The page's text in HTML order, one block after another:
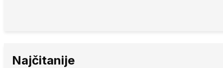
Najčitanije